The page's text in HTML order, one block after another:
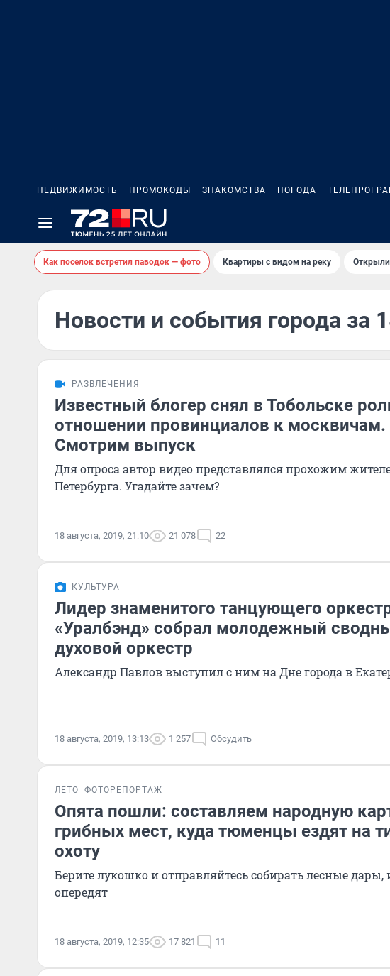
НЕДВИЖИМОСТЬ ПРОМОКОДЫ ЗНАКОМСТВА ПОГОДА
Как поселок встретил паводок — фото Квартиры с видом на реку
Новости и события города за
РАЗВЛЕЧЕНИЯ
Известный блогер снял в Тобольске
отношении провинциалов к москвичам.
Смотрим выпуск
Для опроса автор видео представлялся прохожим
Петербурга. Угадайте зачем?
18 августа, 2019, 21:10 21 078 22
КУЛЬТУРА
Лидер знаменитого танцующего
«Уралбэнд» собрал молодежный
духовой оркестр
Александр Павлов выступил с ним на Дне города в
18 августа, 2019, 13:13 1 257 Обсудить
ЛЕТО ФОТОРЕПОРТАЖ
Опята пошли: составляем народную
грибных мест, куда тюменцы ездят на
охоту
Берите лукошко и отправляйтесь собирать лесные дары,
опередят
18 августа, 2019, 12:35 17 821 11